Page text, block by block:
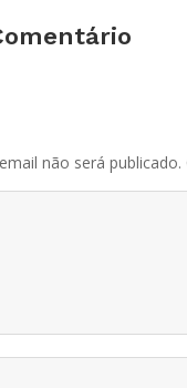
não será publicado.